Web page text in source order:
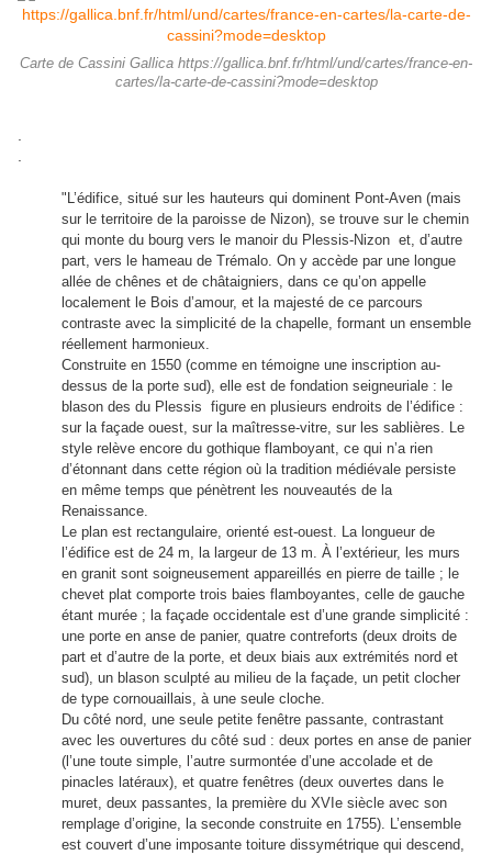
Carte de Cassini Gallica https://gallica.bnf.fr/html/und/cartes/france-en-
cartes/la-carte-de-cassini?mode=desktop
"L’édifice, situé sur les hauteurs qui dominent Pont-Aven (mais
sur le territoire de la paroisse de Nizon), se trouve sur le chemin
qui monte du bourg vers le manoir du Plessis-Nizon et, d’autre
part, vers le hameau de Trémalo. On y accède par une longue
allée de chênes et de châtaigniers, dans ce qu’on appelle
localement le Bois d’amour, et la majesté de ce parcours
contraste avec la simplicité de la chapelle, formant un ensemble
réellement harmonieux.
Construite en 1550 (comme en témoigne une inscription au-
dessus de la porte sud), elle est de fondation seigneuriale : le
blason des du Plessis figure en plusieurs endroits de l’édifice :
sur la façade ouest, sur la maîtresse-vitre, sur les sablières. Le
style relève encore du gothique flamboyant, ce qui n’a rien
d’étonnant dans cette région où la tradition médiévale persiste
en même temps que pénètrent les nouveautés de la
Renaissance.
Le plan est rectangulaire, orienté est-ouest. La longueur de
l’édifice est de 24 m, la largeur de 13 m. À l’extérieur, les murs
en granit sont soigneusement appareillés en pierre de taille ; le
chevet plat comporte trois baies flamboyantes, celle de gauche
étant murée ; la façade occidentale est d’une grande simplicité :
une porte en anse de panier, quatre contreforts (deux droits de
part et d’autre de la porte, et deux biais aux extrémités nord et
sud), un blason sculpté au milieu de la façade, un petit clocher
de type cornouaillais, à une seule cloche.
Du côté nord, une seule petite fenêtre passante, contrastant
avec les ouvertures du côté sud : deux portes en anse de panier
(l’une toute simple, l’autre surmontée d’une accolade et de
pinacles latéraux), et quatre fenêtres (deux ouvertes dans le
muret, deux passantes, la première du XVIe siècle avec son
remplage d’origine, la seconde construite en 1755). L’ensemble
est couvert d’une imposante toiture dissymétrique qui descend,